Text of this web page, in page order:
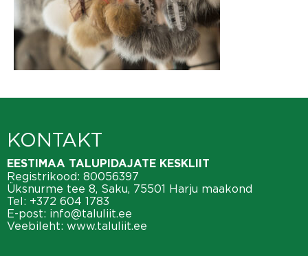
KONTAKT
EESTIMAA TALUPIDAJATE KESKLIIT
Registrikood: 80056397
Üksnurme tee 8, Saku, 75501 Harju maakond
Tel: +372 604 1783
E-post: info@taluliit.ee
Veebileht: www.taluliit.ee